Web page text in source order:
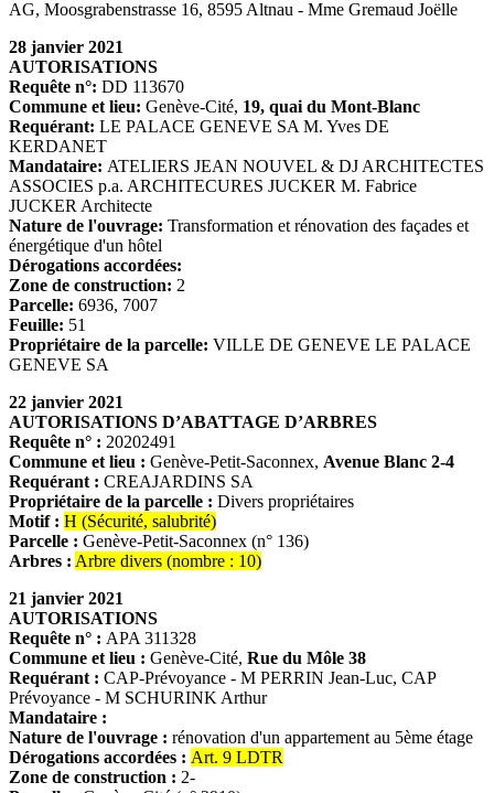
AG, Moosgrabenstrasse 16, 8595 Altnau - Mme Gremaud Joëlle
28 janvier 2021
AUTORISATIONS
Requête n°: DD 113670
Commune et lieu: Genève-Cité, 19, quai du Mont-Blanc
Requérant: LE PALACE GENEVE SA M. Yves DE
KERDANET
Mandataire: ATELIERS JEAN NOUVEL & DJ ARCHITECTES
ASSOCIES p.a. ARCHITECURES JUCKER M. Fabrice
JUCKER Architecte
Nature de l'ouvrage: Transformation et rénovation des façades et
énergétique d'un hôtel
Dérogations accordées:
Zone de construction: 2
Parcelle: 6936, 7007
Feuille: 51
Propriétaire de la parcelle: VILLE DE GENEVE LE PALACE
GENEVE SA
22 janvier 2021
AUTORISATIONS D’ABATTAGE D’ARBRES
Requête n° : 20202491
Commune et lieu : Genève-Petit-Saconnex, Avenue Blanc 2-4
Requérant : CREAJARDINS SA
Propriétaire de la parcelle : Divers propriétaires
Motif : H (Sécurité, salubrité)
Parcelle : Genève-Petit-Saconnex (n° 136)
Arbres : Arbre divers (nombre : 10)
21 janvier 2021
AUTORISATIONS
Requête n° : APA 311328
Commune et lieu : Genève-Cité, Rue du Môle 38
Requérant : CAP-Prévoyance - M PERRIN Jean-Luc, CAP
Prévoyance - M SCHURINK Arthur
Mandataire :
Nature de l'ouvrage : rénovation d'un appartement au 5ème étage
Dérogations accordées : Art. 9 LDTR
Zone de construction : 2-